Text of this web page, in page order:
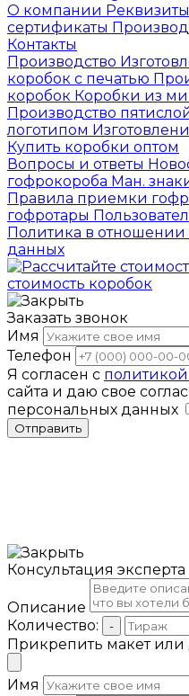
О компании Реквизиты
сертификаты
Контакты
Производство
коробок с печатью
коробок Коробки из
Производство
логотипом
Купить коробки оптом
Вопросы и ответы
гофрокороба Ман.
Правила приемки
гофротары
Политика в отношении
данных
стоимость коробок
Заказать звонок
Имя
Телефон
Я согласен с
сайта и даю свое
персональных данных
Отправить
Консультация эксперта
Описание
Количество:
-
Прикрепить макет
Имя